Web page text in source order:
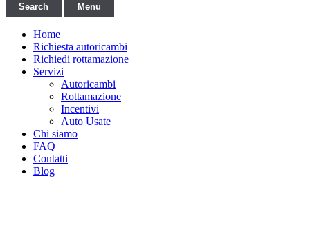
Search Menu
Home
Richiesta autoricambi
Richiedi rottamazione
Servizi
Autoricambi
Rottamazione
Incentivi
Auto Usate
Chi siamo
FAQ
Contatti
Blog